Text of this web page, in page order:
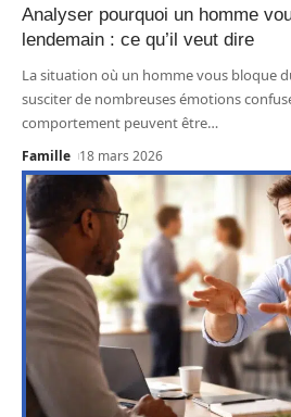
Analyser pourquoi un homme
lendemain : ce qu’il veut dire
La situation où un homme vous bloque
susciter de nombreuses émotions
comportement peuvent être…
Famille 18 mars 2026